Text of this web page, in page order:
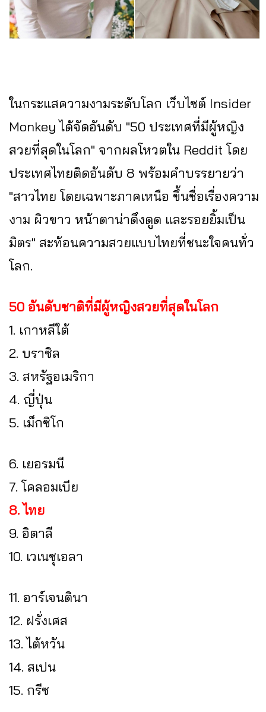
ในกระแสความงามระดับโลก เว็บไซต์ Insider
Monkey ได้จัดอันดับ "50 ประเทศที่มีผู้หญิง
สวยที่สุดในโลก" จากผลโหวตใน Reddit โดย
ประเทศไทยติดอันดับ 8 พร้อมคำบรรยายว่า
"สาวไทย โดยเฉพาะภาคเหนือ ขึ้นชื่อเรื่องความ
งาม ผิวขาว หน้าตาน่าดึงดูด และรอยยิ้มเป็น
มิตร" สะท้อนความสวยแบบไทยที่ชนะใจคนทั่ว
โลก.
50 อันดับชาติที่มีผู้หญิงสวยที่สุดในโลก
1. เกาหลีใต้
2. บราซิล
3. สหรัฐอเมริกา
4. ญี่ปุ่น
5. เม็กซิโก
6. เยอรมนี
7. โคลอมเบีย
8. ไทย
9. อิตาลี
10. เวเนซุเอลา
11. อาร์เจนตินา
12. ฝรั่งเศส
13. ไต้หวัน
14. สเปน
15. กรีซ